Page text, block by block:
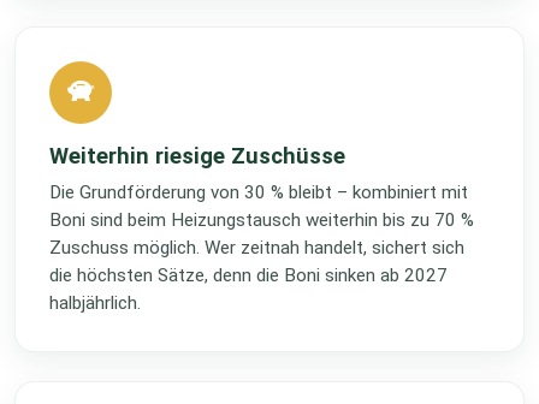
Weiterhin riesige Zuschüsse
Die Grundförderung von 30 % bleibt – kombiniert mit
Boni sind beim Heizungstausch weiterhin bis zu 70 %
Zuschuss möglich. Wer zeitnah handelt, sichert sich
die höchsten Sätze, denn die Boni sinken ab 2027
halbjährlich.